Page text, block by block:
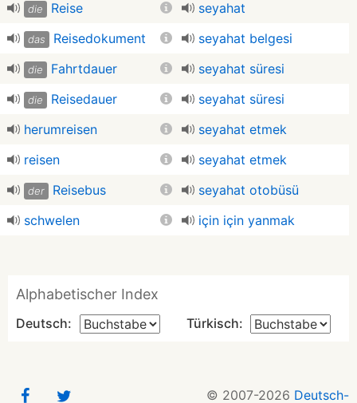
die Reise seyahat
das Reisedokument seyahat belgesi
die Fahrtdauer seyahat süresi
die Reisedauer
seyahat süresi
herumreisen
seyahat etmek
reisen
seyahat etmek
der Reisebus
seyahat otobüsü
schwelen
için için yanmak
Alphabetischer Index
Deutsch: Türkisch:
© 2007-2026 Deutsch-